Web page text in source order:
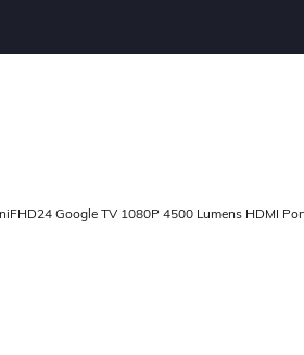
Google TV 1080P 4500 Lumens HDMI